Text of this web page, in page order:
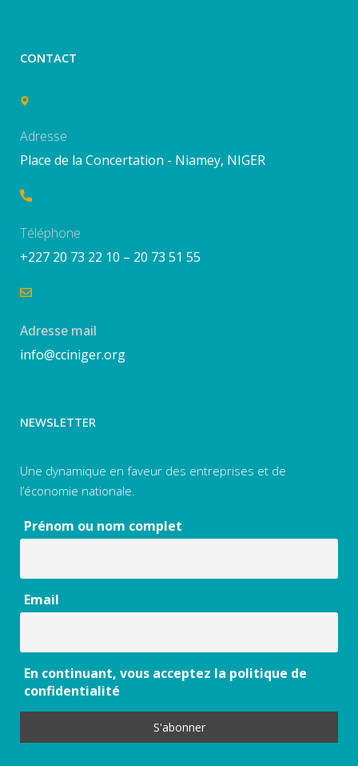
CONTACT
Adresse
Place de la Concertation - Niamey, NIGER
Téléphone
+227 20 73 22 10 – 20 73 51 55
Adresse mail
info@cciniger.org
NEWSLETTER
Une dynamique en faveur des entreprises et de
l’économie nationale.
Prénom ou nom complet
Email
En continuant, vous acceptez la politique de
confidentialité